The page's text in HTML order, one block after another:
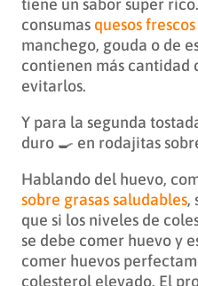
tiene un sabor super
consumas quesos frescos
manchego, gouda o de
contienen más cantidad
evitarlos.
Y para la segunda
duro 🍳 en rodajitas
Hablando del huevo,
sobre grasas saludables,
que si los niveles de
se debe comer huevo y
comer huevos
colesterol elevado. El